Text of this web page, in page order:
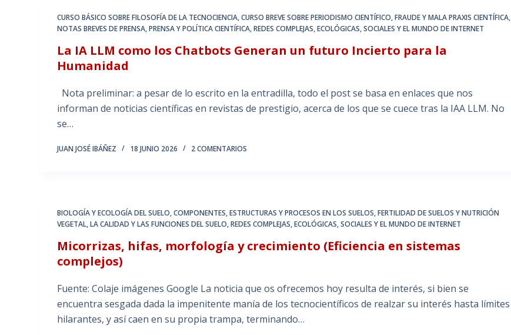
CURSO BÁSICO SOBRE FILOSOFÍA DE LA TECNOCIENCIA,CURSO BREVE SOBRE PERIODISMO CIENTÍFICO,FRAUDE Y MALA PRAXIS CIENTÍFICA,
NOTAS BREVES DE PRENSA,PRENSA Y POLÍTICA CIENTÍFICA,REDES COMPLEJAS, ECOLÓGICAS, SOCIALES Y EL MUNDO DE INTERNET
La IA LLM como los Chatbots Generan un futuro Incierto para la
Humanidad
Nota preliminar: a pesar de lo escrito en la entradilla, todo el post se basa en enlaces que nos
informan de noticias científicas en revistas de prestigio, acerca de los que se cuece tras la IAA LLM. No
se…
JUAN JOSÉ IBÁÑEZ 18 JUNIO 2026 2 COMENTARIOS
BIOLOGÍA Y ECOLOGÍA DEL SUELO,COMPONENTES, ESTRUCTURAS Y PROCESOS EN LOS SUELOS,FERTILIDAD DE SUELOS Y NUTRICIÓN
VEGETAL,LA CALIDAD Y LAS FUNCIONES DEL SUELO,REDES COMPLEJAS, ECOLÓGICAS, SOCIALES Y EL MUNDO DE INTERNET
Micorrizas, hifas, morfología y crecimiento (Eficiencia en sistemas
complejos)
Fuente: Colaje imágenes Google La noticia que os ofrecemos hoy resulta de interés, si bien se
encuentra sesgada dada la impenitente manía de los tecnocientíficos de realzar su interés hasta límites
hilarantes, y así caen en su propia trampa, terminando…